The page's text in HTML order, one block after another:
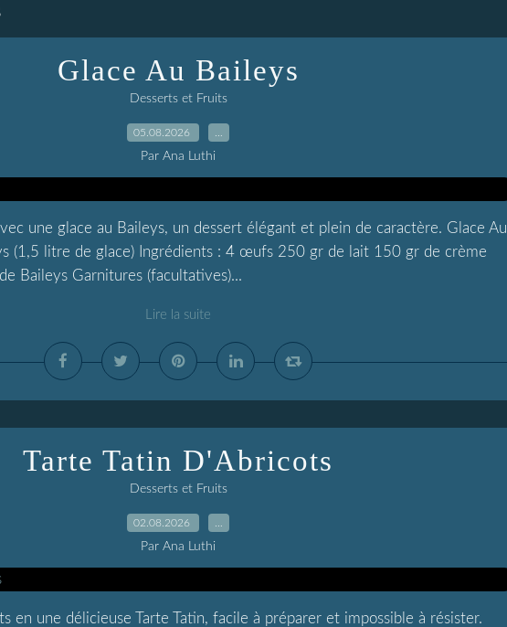
Glace Au Baileys
Desserts et Fruits
05.08.2026
Par Ana Luthi
une glace au Baileys, un dessert élégant et plein de caractère. Glace Au
(1,5 litre de glace) Ingrédients : 4 œufs 250 gr de lait 150 gr de crème
Baileys Garnitures (facultatives)...
Lire la suite
Tarte Tatin D'Abricots
Desserts et Fruits
02.08.2026
Par Ana Luthi
en une délicieuse Tarte Tatin, facile à préparer et impossible à résister.